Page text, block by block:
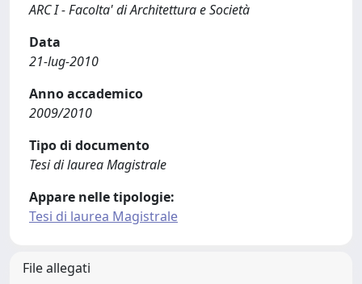
ARC I - Facolta' di Architettura e Società
Data
21-lug-2010
Anno accademico
2009/2010
Tipo di documento
Tesi di laurea Magistrale
Appare nelle tipologie:
Tesi di laurea Magistrale
File allegati